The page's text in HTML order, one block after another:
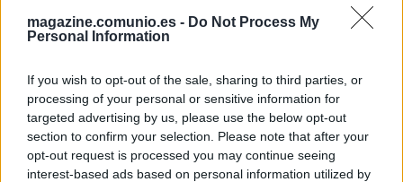
magazine.comunio.es - Do Not Process My
Personal Information
If you wish to opt-out of the sale, sharing to third parties, or
processing of your personal or sensitive information for
targeted advertising by us, please use the below opt-out
section to confirm your selection. Please note that after your
opt-out request is processed you may continue seeing
interest-based ads based on personal information utilized by